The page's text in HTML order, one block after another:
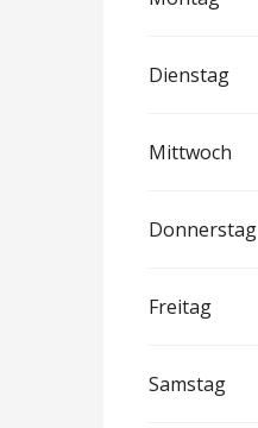
Dienstag
Mittwoch
Donnerstag
Freitag
Samstag